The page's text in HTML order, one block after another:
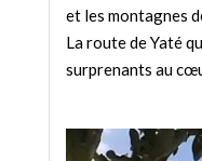
et les montagnes
La route de Yaté
surprenants au